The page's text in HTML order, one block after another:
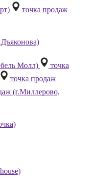
точка продаж
Молл)
точка
точка продаж
(г.Миллерово,